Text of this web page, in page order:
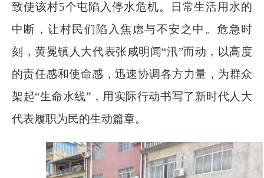
致使该村5个屯陷入停水危机。日常生活用水的
中断，让村民们陷入焦虑与不安之中。危急时
刻，黄冕镇人大代表张咸明闻“汛”而动，以高度
的责任感和使命感，迅速协调各方力量，为群众
架起“生命水线”，用实际行动书写了新时代人大
代表履职为民的生动篇章。